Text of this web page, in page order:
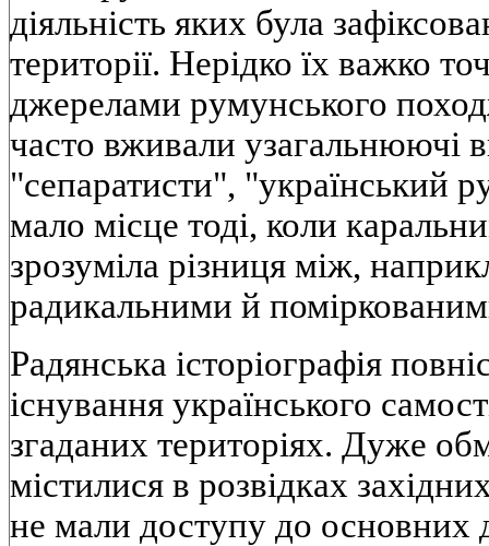
діяльність яких була
території. Нерідко їх важко
джерелами румунського
часто вживали узагальнюючі
"сепаратисти", "український
мало місце тоді, коли
зрозуміла різниця між,
радикальними й
Радянська історіографія
існування українського
згаданих територіях. Дуже
містилися в розвідках
не мали доступу до основних